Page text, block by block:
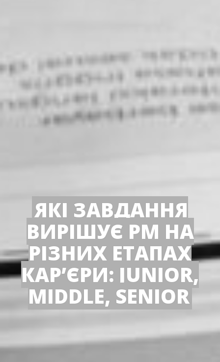
ЯКІ ЗАВДАННЯ
ВИРІШУЄ РМ НА
РІЗНИХ ЕТАПАХ
КАР’ЄРИ: JUNIOR,
MIDDLE, SENIOR